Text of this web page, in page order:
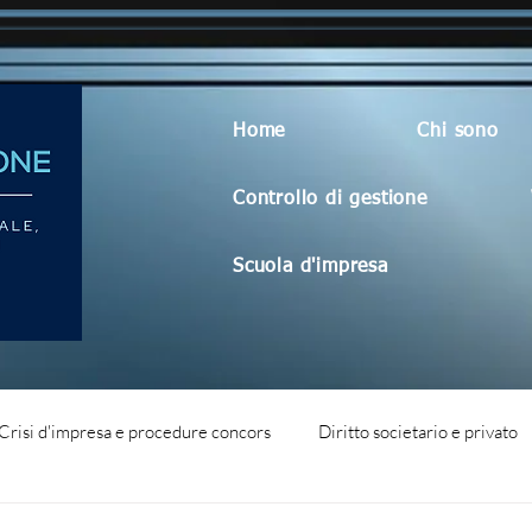
Home Chi sono
Controllo di gestione
Scuola d'impresa
Crisi d'impresa e procedure concors Diritto societario e privato
aziendale